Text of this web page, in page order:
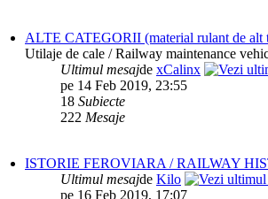
ALTE CATEGORII (material rulant de
Utilaje de cale / Railway maintenance
Ultimul mesajde xCalinx
pe 14 Feb 2019, 23:55
18 Subiecte
222 Mesaje
ISTORIE FEROVIARA / RAILWAY
Ultimul mesajde Kilo
pe 16 Feb 2019, 17:07